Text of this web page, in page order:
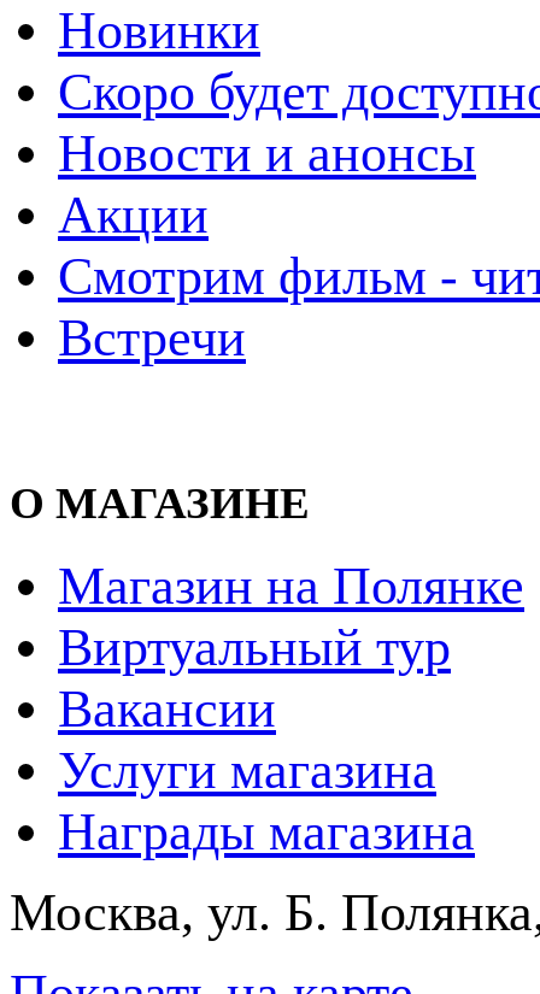
Новинки
Скоро будет
Новости и анонсы
Акции
Смотрим фильм -
Встречи
О МАГАЗИНЕ
Магазин на Полянке
Виртуальный тур
Вакансии
Услуги магазина
Награды магазина
Москва, ул. Б.